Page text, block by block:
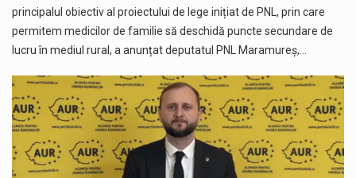
principalul obiectiv al proiectului de lege inițiat de PNL, prin care
permitem medicilor de familie să deschidă puncte secundare de
lucru în mediul rural, a anunțat deputatul PNL Maramureș,…